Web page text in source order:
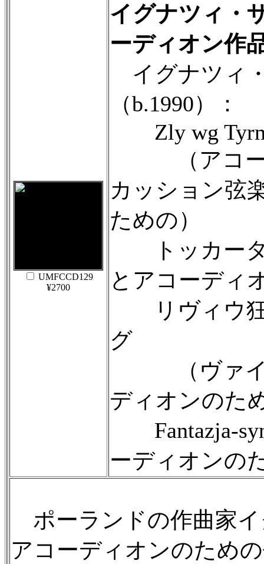
UMFCCD129
¥2700
イグナツィ・
ーディオン作
イグナツィ
（b.1990）：
Zly wg
（アコー
カッション弦
ための）
トッカータ
とアコーディ
リヴィウ狂
グ
（ヴァイ
ディオンのた
Fantazja-
ーディオンの
ポーランドの作曲家
アコーディオンのため